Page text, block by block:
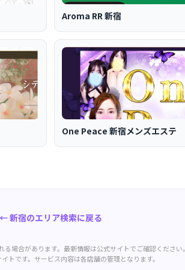
Aroma RR 新宿
One Peace 新宿メンズエステ
← 新宿のエリア検索に戻る
場合があります。最新情報は公式サイトでご確認ください
トです。サービス内容は各店舗の管理となります。